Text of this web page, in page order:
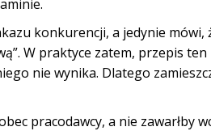
konkurencji, a jedynie mówi,
W praktyce zatem, przepis ten
nie wynika. Dlatego
pracodawcy, a nie zawarłby